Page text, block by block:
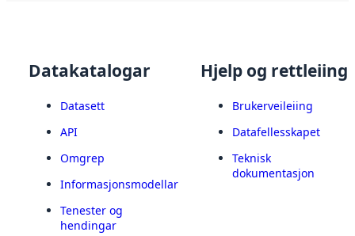
Datakatalogar
Datasett
API
Omgrep
Informasjonsmodellar
Tenester og
hendingar
Hjelp og rettleiing
Brukerveileiing
Datafellesskapet
Teknisk
dokumentasjon